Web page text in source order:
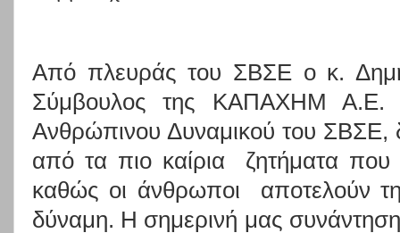
Από πλευράς του ΣΒΣΕ ο κ.
Σύμβουλος της ΚΑΠΑΧΗΜ Α.Ε.
Ανθρώπινου Δυναμικού του ΣΒΣΕ,
από τα πιο καίρια
ζητήματα που
καθώς οι άνθρωποι
αποτελούν
δύναμη. Η σημερινή μας συνάντηση